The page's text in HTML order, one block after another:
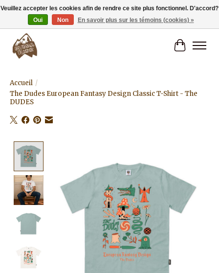
Livraison gratuite à partir de 80€.
Panier
Accueil /
The Dudes European Fantasy Design Classic T-Shirt - The
DUDES
Veuillez accepter les cookies afin de rendre ce site plus fonctionnel. D'accord?
Oui
Non En savoir plus sur les témoins (cookies) »